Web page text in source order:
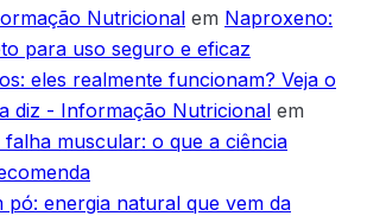
Nutricional em Naproxeno:
para uso seguro e eficaz
eles realmente funcionam? Veja o
diz - Informação Nutricional em
falha muscular: o que a ciência
pó: energia natural que vem da